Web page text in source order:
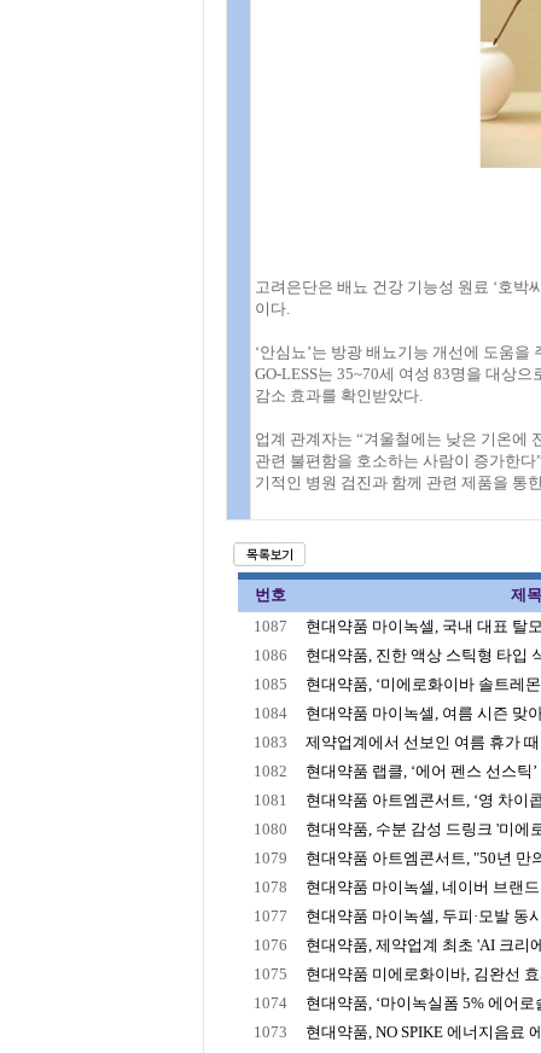
고려은단은 배뇨 건강 기능성 원료 ‘호박
이다.
‘안심뇨’는 방광 배뇨기능 개선에 도움을
GO-LESS는 35~70세 여성 83명을 대상
감소 효과를 확인받았다.
업계 관계자는 “겨울철에는 낮은 기온에
관련 불편함을 호소하는 사람이 증가한
기적인 병원 검진과 함께 관련 제품을 통
번호
제목
1087
현대약품 마이녹셀, 국내 대표 탈
1086
현대약품, 진한 액상 스틱형 타입
1085
현대약품, ‘미에로화이바 솔트레
1084
현대약품 마이녹셀, 여름 시즌 맞
1083
제약업계에서 선보인 여름 휴가
1082
현대약품 랩클, ‘에어 펜스 선스틱
1081
현대약품 아트엠콘서트, ‘영 차이
1080
현대약품, 수분 감성 드링크 '미에
1079
현대약품 아트엠콘서트, "50년 만
1078
현대약품 마이녹셀, 네이버 브랜
1077
현대약품 마이녹셀, 두피·모발 동
1076
현대약품, 제약업계 최초 'AI 크리
1075
현대약품 미에로화이바, 김완선
1074
현대약품, ‘마이녹실폼 5% 에어로
1073
현대약품, NO SPIKE 에너지음료